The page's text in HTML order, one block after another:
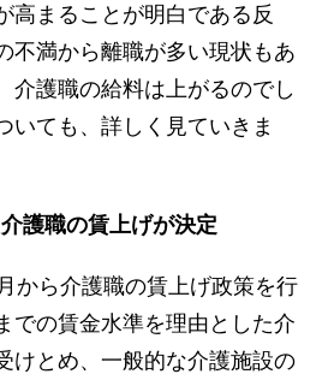
高まることが明白である反
不満から離職が多い現状もあ
介護職の給料は上がるのでし
いても、詳しく見ていきま
護職の賃上げが決定
から介護職の賃上げ政策を行
での賃金水準を理由とした介
けとめ、一般的な介護施設の